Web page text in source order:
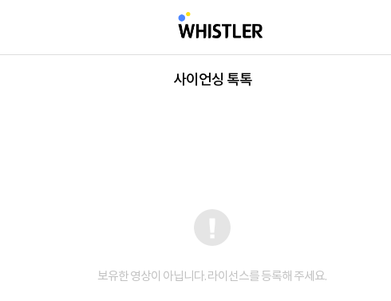
사이언싱 톡톡
보유한 영상이 아닙니다. 라이선스를 등록해 주세요.